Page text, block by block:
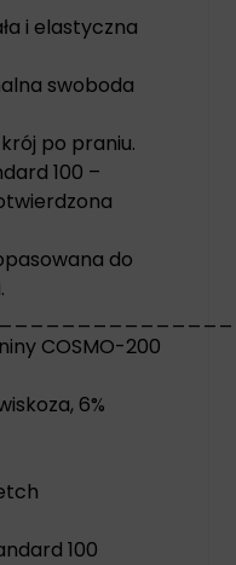
i elastyczna
swoboda
po praniu.
100 –
do
COSMO-200
6%
100